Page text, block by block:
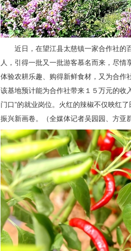
近日，在望江县太慈镇一家合作社的
人，引得一批又一批游客慕名而来，尽
体验农耕乐趣、购得新鲜食材，又为合作
该基地预计能为合作社带来１５万元的收
门口”的就业岗位。火红的辣椒不仅映红
振兴新画卷。（全媒体记者吴园园、方亚